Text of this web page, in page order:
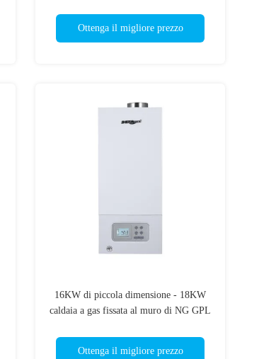
Ottenga il migliore prezzo
16KW di piccola dimensione - 18KW
caldaia a gas fissata al muro di NG GPL
Ottenga il migliore prezzo